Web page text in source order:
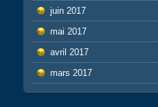
juin 2017
mai 2017
avril 2017
mars 2017